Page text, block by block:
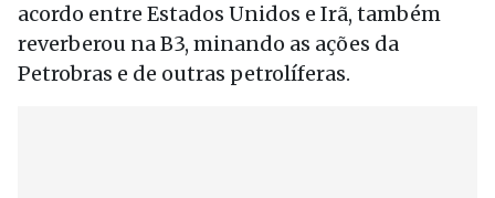
acordo entre Estados Unidos e Irã, também
reverberou na B3, minando as ações da
Petrobras e de outras petrolíferas.